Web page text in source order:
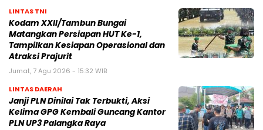
LINTAS TNI
Kodam XXII/Tambun Bungai
Matangkan Persiapan HUT Ke-1,
Tampilkan Kesiapan Operasional dan
Atraksi Prajurit
Jumat, 7 Agu 2026 - 15:32 WIB
LINTAS DAERAH
Janji PLN Dinilai Tak Terbukti, Aksi
Kelima GPG Kembali Guncang Kantor
PLN UP3 Palangka Raya